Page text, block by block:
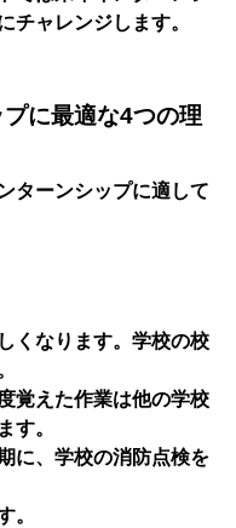
チャレンジします。
に最適な4つの理
ターンシップに適して
くなります。学校の校
覚えた作業は他の学校
す。
に、学校の消防点検を
。